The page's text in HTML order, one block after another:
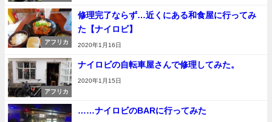
アフリカ
修理完了ならず…近くにある和食屋に行ってみ
た【ナイロビ】
2020年1月16日
アフリカ
ナイロビの自転車屋さんで修理してみた。
2020年1月15日
……ナイロビのBARに行ってみた